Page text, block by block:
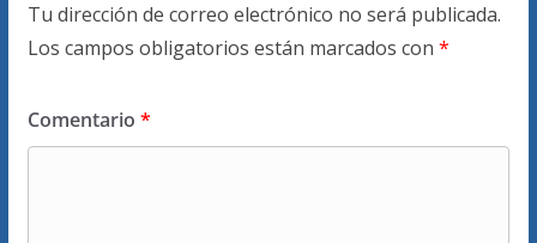
Tu dirección de correo electrónico no será publicada.
Los campos obligatorios están marcados con *
Comentario *